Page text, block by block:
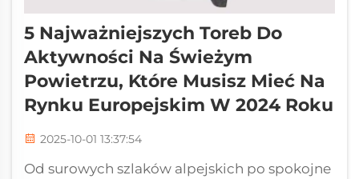
5 Najważniejszych Toreb Do
Aktywności Na Świeżym
Powietrzu, Które Musisz Mieć Na
Rynku Europejskim W 2024 Roku
2025-10-01 13:37:54
Od surowych szlaków alpejskich po spokojne